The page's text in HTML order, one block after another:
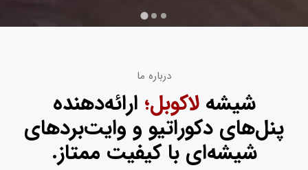
درباره ما
شیشهلاکوبل؛ ارائه‌دهنده
پنل‌های دکوراتیو و وایت‌بردهای
شیشه‌ای با کیفیت ممتاز.